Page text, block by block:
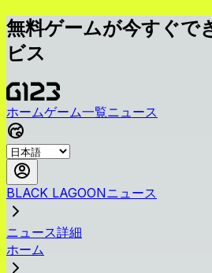
無料ゲームが今すぐで
ビス
ホームゲーム一覧ニュース
BLACK LAGOONニュース
ニュース詳細
ホーム